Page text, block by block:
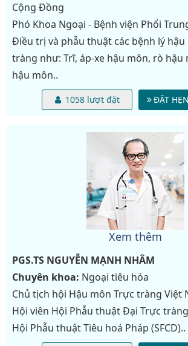
Cộng Đồng
Phó Khoa Ngoại - Bệnh viện Phổi
Điều trị và phẫu thuật các bệnh lý
tràng như: Trĩ, áp-xe hậu môn, rò
hậu môn..
1058 lượt đặt ĐẶT
Xem thêm
PGS.TS NGUYỄN MẠNH NHÂM
Chuyên khoa: Ngoại tiêu hóa
Chủ tịch hội Hậu môn Trực tràng Việt
Hội viên Hội Phẫu thuật Đại Trực tràng
Hội Phẫu thuật Tiêu hoá Pháp (SFCD)..